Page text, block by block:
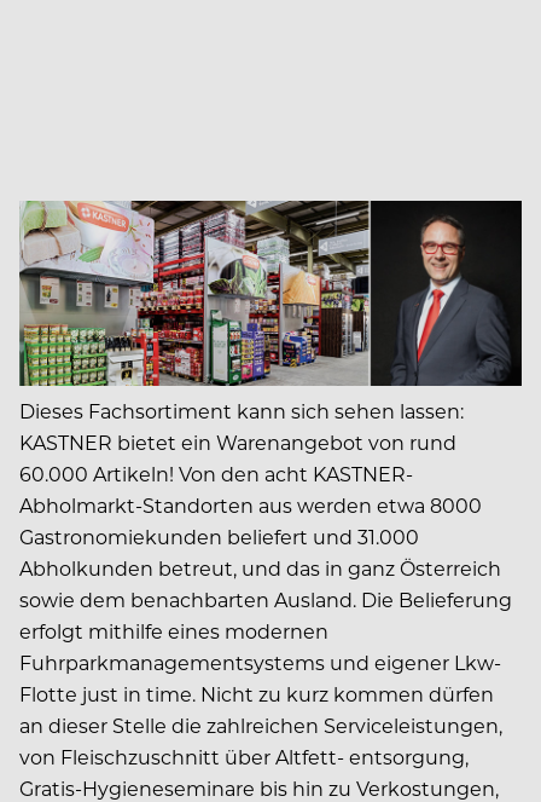
Dieses Fachsortiment kann sich sehen lassen:
KASTNER bietet ein Warenangebot von rund
60.000 Artikeln! Von den acht KASTNER-
Abholmarkt-Standorten aus werden etwa 8000
Gastronomiekunden beliefert und 31.000
Abholkunden betreut, und das in ganz Österreich
sowie dem benachbarten Ausland. Die Belieferung
erfolgt mithilfe eines modernen
Fuhrparkmanagementsystems und eigener Lkw-
Flotte just in time. Nicht zu kurz kommen dürfen
an dieser Stelle die zahlreichen Serviceleistungen,
von Fleischzuschnitt über Altfett- entsorgung,
Gratis-Hygieneseminare bis hin zu Verkostungen,